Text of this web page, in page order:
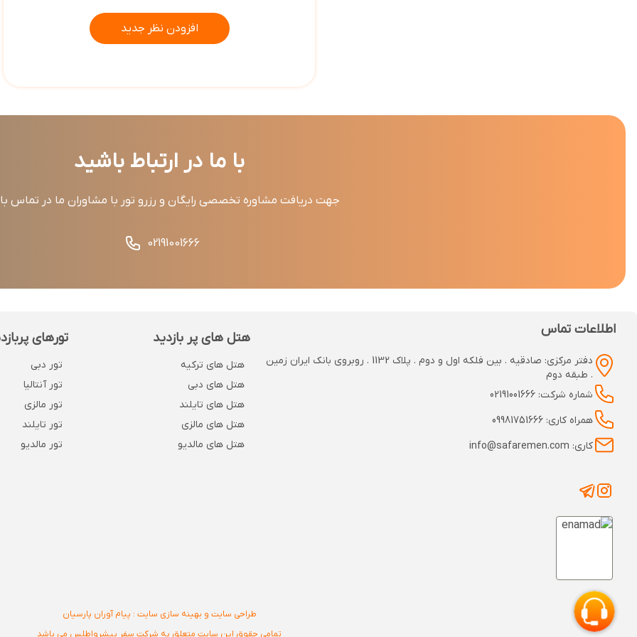
افزودن نظر جدید
با ما در ارتباط باشید
جهت دریافت مشاوره تخصصی رایگان و رزرو تور با مشاوران ما در تماس
02191001666
اطلاعات تماس
دفتر مرکزی: صادقیه . بین فلکه اول و دوم . پلاک 1132 . روبروی بانک ایران زمین
. طبقه دوم
شماره شرکت: 02191001666
همراه کاری: 09981751666
کاری: info@safaremen.com
هتل های پر بازدید
هتل های ترکیه
هتل های دبی
هتل های تایلند
هتل های مالزی
هتل های مالدیو
تورهای
تور دبی
تور آنتالیا
تور مالزی
تور تایلند
تور مالدیو
طراحی سایت و بهینه سازی سایت : پیام آوران پارسیان
تمامی حقوق این سایت متعلق به شرکت سفر پیشرواطلس می باشد